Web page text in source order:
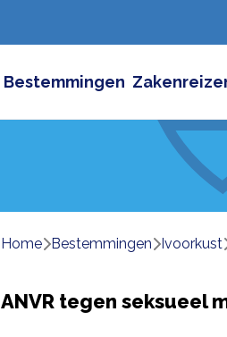
Bestemmingen
Home bestemmingen ivoorkust
ANVR tegen seksueel